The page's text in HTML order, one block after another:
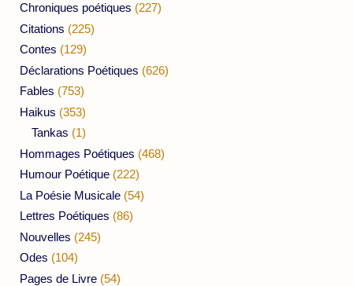
Chroniques poétiques (227)
Citations (225)
Contes (129)
Déclarations Poétiques (626)
Fables (753)
Haikus (353)
Tankas (1)
Hommages Poétiques (468)
Humour Poétique (222)
La Poésie Musicale (54)
Lettres Poétiques (86)
Nouvelles (245)
Odes (104)
Pages de Livre (54)